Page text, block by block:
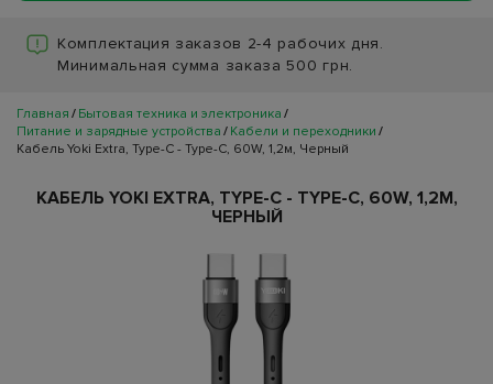
Комплектация заказов 2-4 рабочих дня.
Минимальная сумма заказа 500 грн.
Главная
Бытовая техника и электроника
Питание и зарядные устройства
Кабели и переходники
Кабель Yoki Extra, Type-C - Type-C, 60W, 1,2м, Черный
КАБЕЛЬ YOKI EXTRA, TYPE-C - TYPE-C, 60W, 1,2М,
ЧЕРНЫЙ